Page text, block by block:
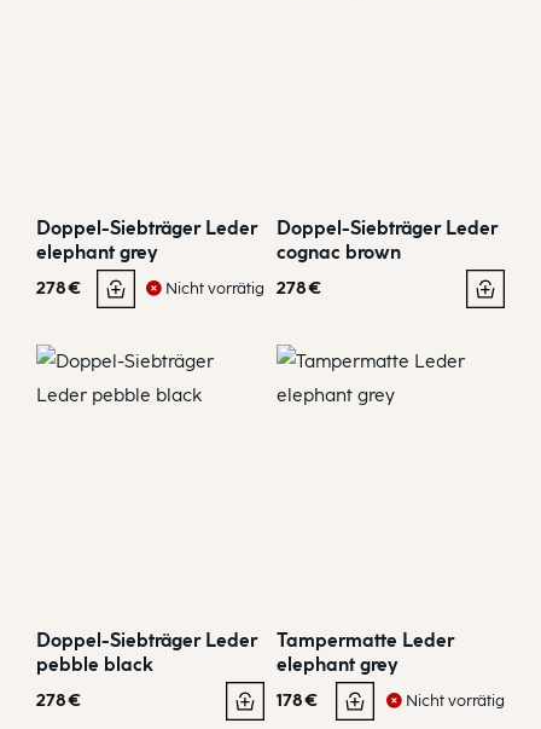
Doppel-Siebträger Leder
elephant grey
278€ Nicht vorrätig
Doppel-Siebträger Leder
cognac brown
278€
Doppel-Siebträger Leder
pebble black
278€
Tampermatte Leder
elephant grey
178€ Nicht vorrätig